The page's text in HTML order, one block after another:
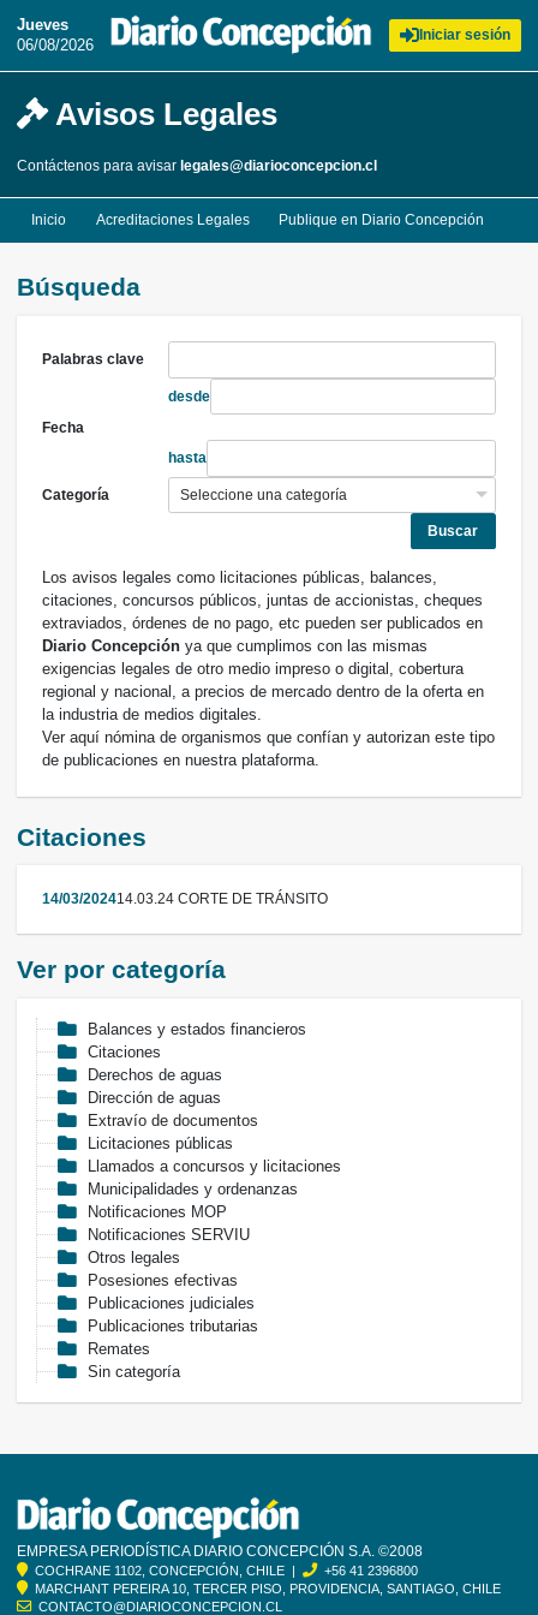
Jueves
06/08/2026
Iniciar sesión
Avisos Legales
Contáctenos para avisar legales@diarioconcepcion.cl
Inicio Acreditaciones Legales Publique en Diario Concepción
Búsqueda
Palabras clave
Fecha
desde
hasta
Categoría
Buscar
Los avisos legales como licitaciones públicas, balances,
citaciones, concursos públicos, juntas de accionistas, cheques
extraviados, órdenes de no pago, etc pueden ser publicados en
Diario Concepción ya que cumplimos con las mismas
exigencias legales de otro medio impreso o digital, cobertura
regional y nacional, a precios de mercado dentro de la oferta en
la industria de medios digitales.
Ver aquí nómina de organismos que confían y autorizan este tipo
de publicaciones en nuestra plataforma.
Citaciones
14/03/202414.03.24 CORTE DE TRÁNSITO
Ver por categoría
Balances y estados financieros
Citaciones
Derechos de aguas
Dirección de aguas
Extravío de documentos
Licitaciones públicas
Llamados a concursos y licitaciones
Municipalidades y ordenanzas
Notificaciones MOP
Notificaciones SERVIU
Otros legales
Posesiones efectivas
Publicaciones judiciales
Publicaciones tributarias
Remates
Sin categoría
EMPRESA PERIODÍSTICA DIARIO CONCEPCIÓN S.A. ©2008
COCHRANE 1102, CONCEPCIÓN, CHILE |
+56 41 2396800
MARCHANT PEREIRA 10, TERCER PISO, PROVIDENCIA, SANTIAGO, CHILE
CONTACTO@DIARIOCONCEPCION.CL